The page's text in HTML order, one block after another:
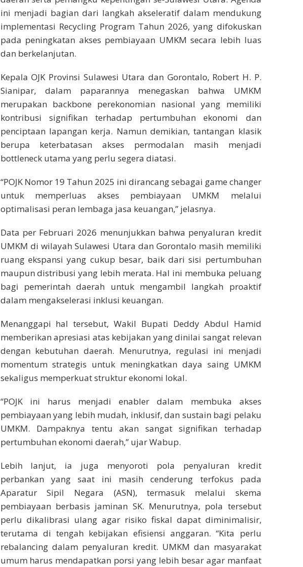
ini menjadi bagian dari langkah akseleratif dalam mendukung
implementasi Recycling Program Tahun 2026, yang difokuskan
pada peningkatan akses pembiayaan UMKM secara lebih luas
dan berkelanjutan.
Kepala OJK Provinsi Sulawesi Utara dan Gorontalo, Robert H. P.
Sianipar, dalam paparannya menegaskan bahwa UMKM
merupakan backbone perekonomian nasional yang memiliki
kontribusi signifikan terhadap pertumbuhan ekonomi dan
penciptaan lapangan kerja. Namun demikian, tantangan klasik
berupa keterbatasan akses permodalan masih menjadi
bottleneck utama yang perlu segera diatasi.
“POJK Nomor 19 Tahun 2025 ini dirancang sebagai game changer
untuk memperluas akses pembiayaan UMKM melalui
optimalisasi peran lembaga jasa keuangan,” jelasnya.
Data per Februari 2026 menunjukkan bahwa penyaluran kredit
UMKM di wilayah Sulawesi Utara dan Gorontalo masih memiliki
ruang ekspansi yang cukup besar, baik dari sisi pertumbuhan
maupun distribusi yang lebih merata. Hal ini membuka peluang
bagi pemerintah daerah untuk mengambil langkah proaktif
dalam mengakselerasi inklusi keuangan.
Menanggapi hal tersebut, Wakil Bupati Deddy Abdul Hamid
memberikan apresiasi atas kebijakan yang dinilai sangat relevan
dengan kebutuhan daerah. Menurutnya, regulasi ini menjadi
momentum strategis untuk meningkatkan daya saing UMKM
sekaligus memperkuat struktur ekonomi lokal.
“POJK ini harus menjadi enabler dalam membuka akses
pembiayaan yang lebih mudah, inklusif, dan sustain bagi pelaku
UMKM. Dampaknya tentu akan sangat signifikan terhadap
pertumbuhan ekonomi daerah,” ujar Wabup.
Lebih lanjut, ia juga menyoroti pola penyaluran kredit
perbankan yang saat ini masih cenderung terfokus pada
Aparatur Sipil Negara (ASN), termasuk melalui skema
pembiayaan berbasis jaminan SK. Menurutnya, pola tersebut
perlu dikalibrasi ulang agar risiko fiskal dapat diminimalisir,
terutama di tengah kebijakan efisiensi anggaran. “Kita perlu
rebalancing dalam penyaluran kredit. UMKM dan masyarakat
umum harus mendapatkan porsi yang lebih besar agar manfaat